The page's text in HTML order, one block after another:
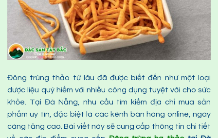
Đông trùng thảo từ lâu đã được biết đến như một loại
dược liệu quý hiếm với nhiều công dụng tuyệt vời cho sức
khỏe. Tại Đà Nẵng, nhu cầu tìm kiếm địa chỉ mua sản
phẩm uy tín, đặc biệt là các kênh bán hàng online, ngày
càng tăng cao. Bài viết này sẽ cung cấp thông tin chi tiết